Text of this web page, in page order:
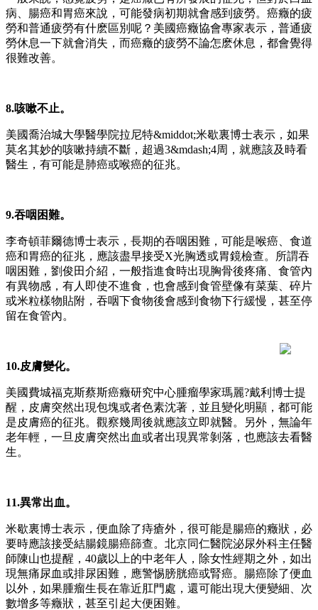
病、腸癌和胃癌來說，可能發病初期就會感到疲勞。癌癥的疲
勞和普通疲勞有什麽區別呢？美國癌癥協會專家表示，普通疲
勞休息一下就會消失，而癌癥的疲勞不論怎麽休息，都會覺得
很難改善。
8.咳嗽不止。
美國喬治城大學醫學院拉尼特&middot;米歇裏博士表示，如果
莫名其妙的咳嗽持續不斷，超過3&mdash;4周，就應該及時看
醫生，有可能是肺癌或喉癌的征兆。
9.吞咽困難。
李奇頓菲爾德博士表示，長期的吞咽困難，可能是喉癌、食道
癌和胃癌的征兆，應該盡早接受X光胸透或胃鏡檢查。所謂吞
咽困難，劉俊田介紹，一般指進食時出現胸骨後疼痛、食管內
有異物感，有人即使不進食，也會感到食管壁像有菜葉、碎片
或米粒樣物貼附，吞咽下食物後會感到食物下行緩慢，甚至停
留在食管內。
10.皮膚變化。
美國費城福克斯蔡斯癌癥研究中心腫瘤學家瑪麗?戴利博士提
醒，皮膚突然出現包塊或者色素沈著，並且變化明顯，都可能
是皮膚癌的征兆。觀察幾周後就應該立即就醫。另外，無論年
老年輕，一旦皮膚突然出血或者出現異常剝落，也應該去看醫
生。
11.異常出血。
米歇裏博士表示，便血除了痔瘡外，很可能是腸癌的癥狀，必
要時應該接受結腸鏡腸癌篩查。北京同仁醫院泌尿外科主任醫
師陳山也提醒，40歲以上的中老年人，除女性經期之外，如出
現無痛尿血或排尿困難，應警惕膀胱癌或腎癌。腸癌除了便血
以外，如果腫瘤生長在靠近肛門處，還可能出現大便變細、次
數增多等癥狀，甚至引起大便困難。